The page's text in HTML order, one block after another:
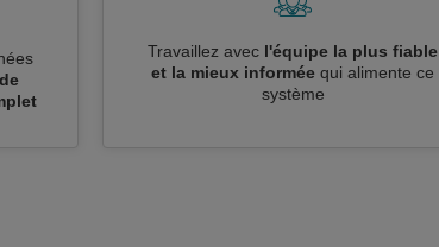
Travaillez avec l'équipe la plus fiable
et la mieux informée qui alimente ce
système